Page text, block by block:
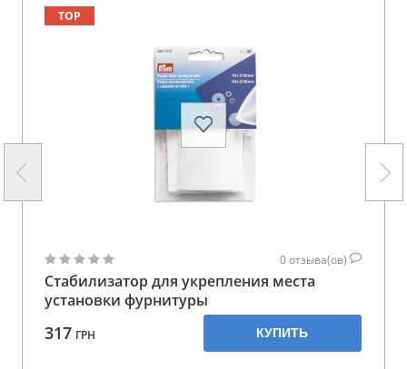
TOP
0отзыва(ов)
Стабилизатор для укрепления места
установки фурнитуры
317 ГРН КУПИТЬ